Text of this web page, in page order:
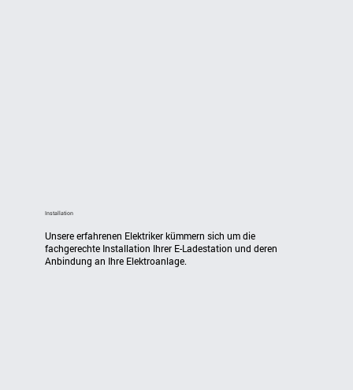
Installation
Unsere erfahrenen Elektriker kümmern sich um die
fachgerechte Installation Ihrer E-Ladestation und deren
Anbindung an Ihre Elektroanlage.